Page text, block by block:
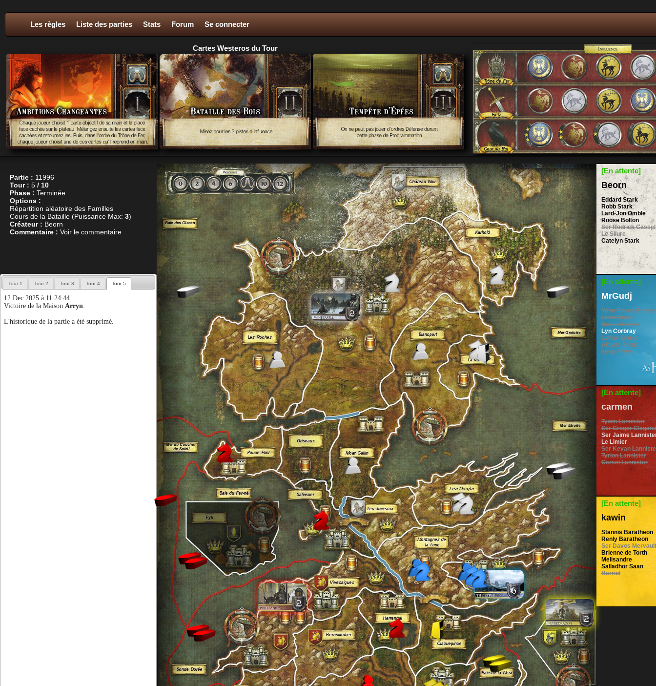
Les règles Liste des parties Stats Forum Se connecter
Cartes Westeros du Tour
Partie : 11996
Tour : 5 / 10
Phase : Terminée
Options :
Répartition aléatoire des Familles
Cours de la Bataille (Puissance Max: 3)
Créateur : Beorn
Commentaire : Voir le commentaire
Tour 1 Tour 2 Tour 3 Tour 4 Tour 5
12 Dec 2025 à 11:24:44
Victoire de la Maison Arryn.
L'historique de la partie a été supprimé.
[En attente]
Beorn
Eddard Stark
Robb Stark
Lard-Jon Omble
Roose Bolton
Ser Rodrick Cassel
Le Silure
Catelyn Stark
[En attente]
MrGudj
Yohn Royce Bronze
LittleFinger
Nestor Royce
Lyn Corbray
Lothor Brune
Alayne Stone
Lysa Arryn
[En attente]
carmen
Tywin Lannister
Ser Gregor Clegane
Ser Jaime
Le Limier
Ser Kevan
Tyrion Lannister
Cersei Lannister
[En attente]
kawin
Stannis Baratheon
Renly Baratheon
Ser Davos Mervault
Brienne de Torth
Melisandre
Salladhor Saan
Barriol